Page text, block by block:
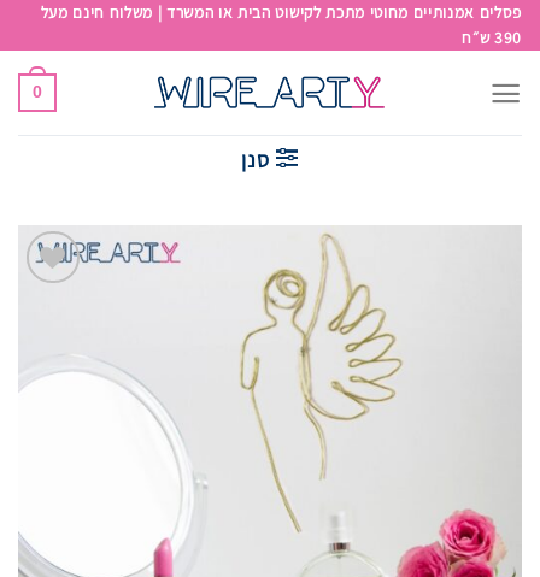
פסלים אמנותיים מחוטי מתכת לקישוט הבית או המשרד | משלוח חינם מעל
390 ש״ח
0
סנן